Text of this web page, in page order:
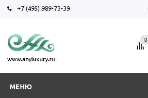
+7 (495) 989-73-39
МЕНЮ
0